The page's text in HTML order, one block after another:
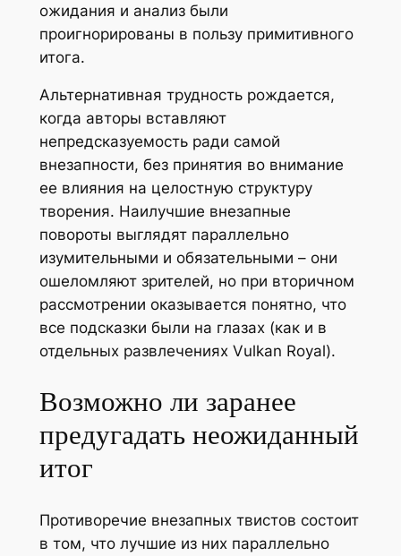
ожидания и анализ были
проигнорированы в пользу примитивного
итога.
Альтернативная трудность рождается,
когда авторы вставляют
непредсказуемость ради самой
внезапности, без принятия во внимание
ее влияния на целостную структуру
творения. Наилучшие внезапные
повороты выглядят параллельно
изумительными и обязательными – они
ошеломляют зрителей, но при вторичном
рассмотрении оказывается понятно, что
все подсказки были на глазах (как и в
отдельных развлечениях Vulkan Royal).
Возможно ли заранее
предугадать неожиданный
итог
Противоречие внезапных твистов состоит
в том, что лучшие из них параллельно